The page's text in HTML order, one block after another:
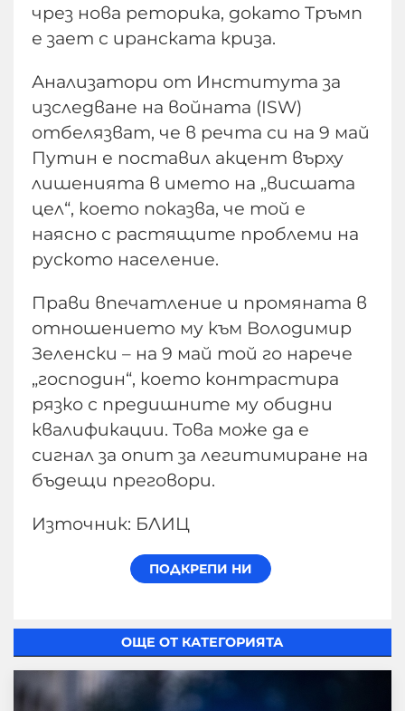
чрез нова реторика, докато Тръмп
е зает с иранската криза.
Анализатори от Института за
изследване на войната (ISW)
отбелязват, че в речта си на 9 май
Путин е поставил акцент върху
лишенията в името на „висшата
цел“, което показва, че той е
наясно с растящите проблеми на
руското население.
Прави впечатление и промяната в
отношението му към Володимир
Зеленски – на 9 май той го нарече
„господин“, което контрастира
рязко с предишните му обидни
квалификации. Това може да е
сигнал за опит за легитимиране на
бъдещи преговори.
Източник: БЛИЦ
ОЩЕ ОТ КАТЕГОРИЯТА